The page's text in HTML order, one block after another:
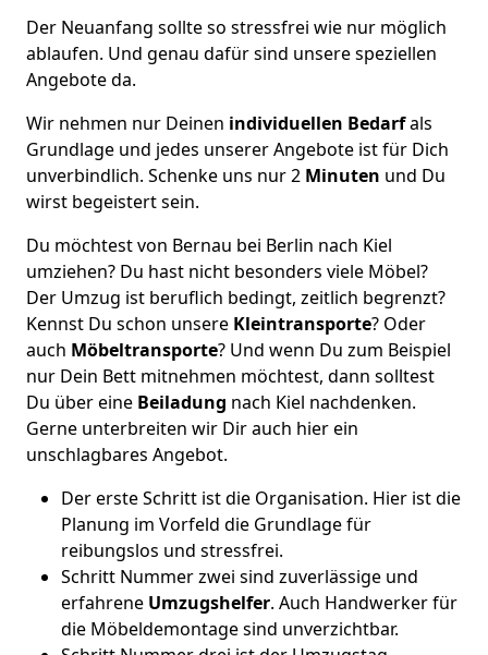
Der Neuanfang sollte so stressfrei wie nur möglich
ablaufen. Und genau dafür sind unsere speziellen
Angebote da.
Wir nehmen nur Deinen individuellen Bedarfals
Grundlage und jedes unserer Angebote ist für Dich
unverbindlich. Schenke uns nur 2 Minuten und Du
wirst begeistert sein.
Du möchtest von Bernau bei Berlin nach Kiel
umziehen? Du hast nicht besonders viele Möbel?
Der Umzug ist beruflich bedingt, zeitlich begrenzt?
Kennst Du schon unsere Kleintransporte? Oder
auch Möbeltransporte? Und wenn Du zum Beispiel
nur Dein Bett mitnehmen möchtest, dann solltest
Du über eine Beiladung nach Kiel nachdenken.
Gerne unterbreiten wir Dir auch hier ein
unschlagbares Angebot.
Der erste Schritt ist die Organisation. Hier ist die
Planung im Vorfeld die Grundlage für
reibungslos und stressfrei.
Schritt Nummer zwei sind zuverlässige und
erfahrene Umzugshelfer. Auch Handwerker für
die Möbeldemontage sind unverzichtbar.